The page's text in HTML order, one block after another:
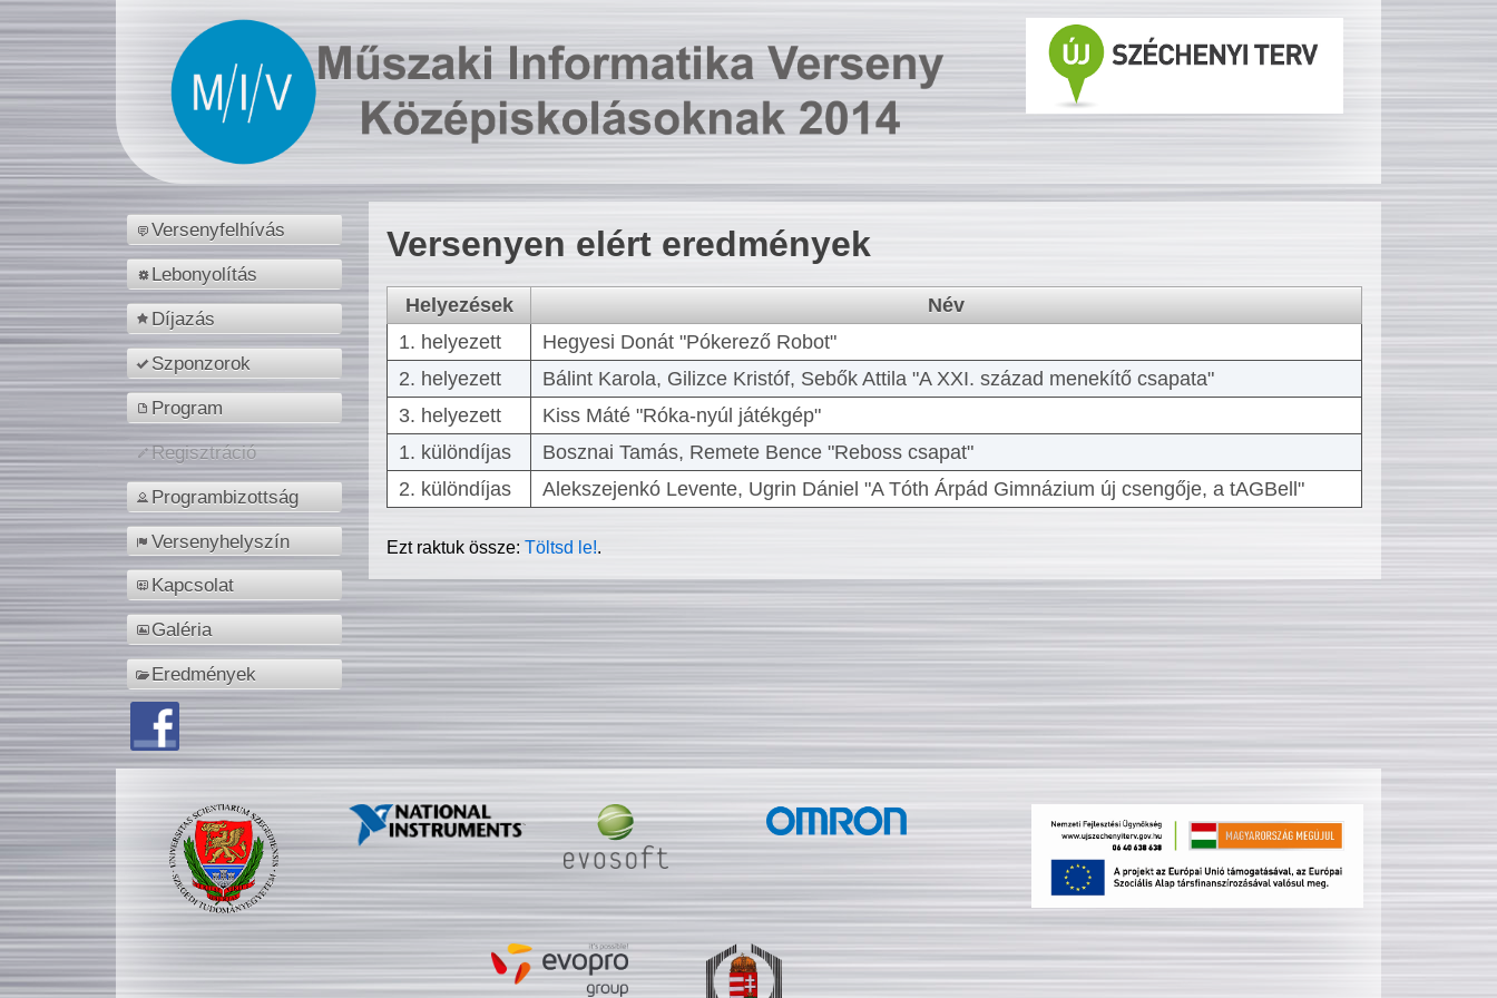
Versenyfelhívás
Lebonyolítás
Díjazás
Szponzorok
Program
Regisztráció
Programbizottság
Versenyhelyszín
Kapcsolat
Galéria
Eredmények
Versenyen elért eredmények
Helyezések
Név
1. helyezett
Hegyesi Donát "Pókerező Robot"
2. helyezett
Bálint Karola, Gilizce Kristóf, Sebők Attila "A XXI. század menekítő csapata"
3. helyezett
Kiss Máté "Róka-nyúl játékgép"
1. különdíjas
Bosznai Tamás, Remete Bence "Reboss csapat"
2. különdíjas
Alekszejenkó Levente, Ugrin Dániel "A Tóth Árpád Gimnázium új csengője, a tAGBell"
Ezt raktuk össze:Töltsd le!.